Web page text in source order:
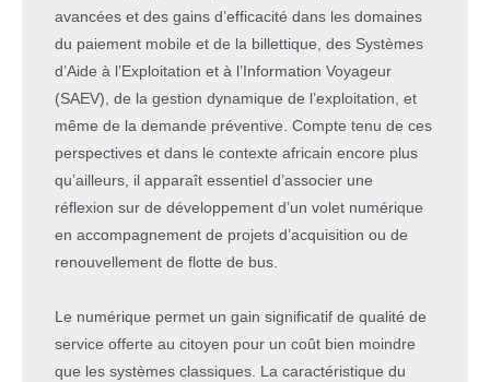
avancées et des gains d’efficacité dans les domaines
du paiement mobile et de la billettique, des Systèmes
d’Aide à l’Exploitation et à l’Information Voyageur
(SAEV), de la gestion dynamique de l’exploitation, et
même de la demande préventive. Compte tenu de ces
perspectives et dans le contexte africain encore plus
qu’ailleurs, il apparaît essentiel d’associer une
réflexion sur de développement d’un volet numérique
en accompagnement de projets d’acquisition ou de
renouvellement de flotte de bus.
Le numérique permet un gain significatif de qualité de
service offerte au citoyen pour un coût bien moindre
que les systèmes classiques. La caractéristique du